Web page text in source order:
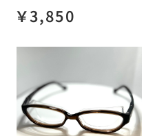
￥3,850